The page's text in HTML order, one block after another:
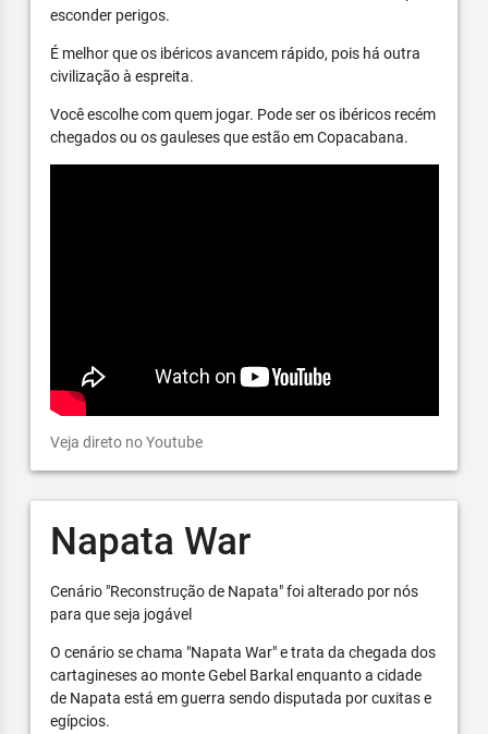
esconder perigos.
É melhor que os ibéricos avancem rápido, pois há outra
civilização à espreita.
Você escolhe com quem jogar. Pode ser os ibéricos recém
chegados ou os gauleses que estão em Copacabana.
Veja direto no Youtube
Napata War
Cenário "Reconstrução de Napata" foi alterado por nós
para que seja jogável
O cenário se chama "Napata War" e trata da chegada dos
cartagineses ao monte Gebel Barkal enquanto a cidade
de Napata está em guerra sendo disputada por cuxitas e
egípcios.